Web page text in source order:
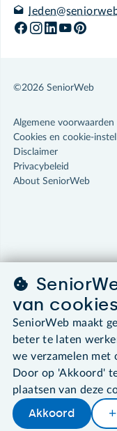
©2026 SeniorWeb
Algemene voorwaarden
Cookies en cookie-
Disclaimer
Privacybeleid
About SeniorWeb
van cookies
SeniorWeb maakt
beter te laten
we verzamelen met
Door op 'Akkoord'
plaatsen van deze
Akkoord